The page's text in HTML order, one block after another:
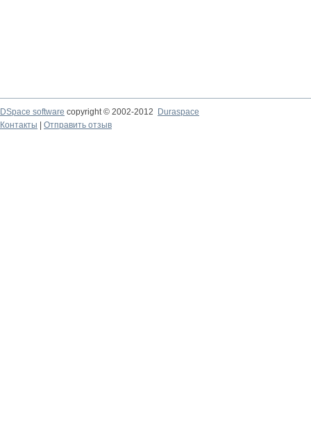
DSpace software copyright © 2002-2012
Duraspace
Контакты
Отправить отзыв